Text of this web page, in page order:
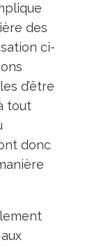
des
ci-
d’être
tout
donc